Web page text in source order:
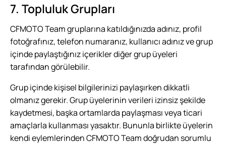
7. Topluluk Grupları
CFMOTO Team gruplarına katıldığınızda adınız, profil
fotoğrafınız, telefon numaranız, kullanıcı adınız ve grup
içinde paylaştığınız içerikler diğer grup üyeleri
tarafından görülebilir.
Grup içinde kişisel bilgilerinizi paylaşırken dikkatli
olmanız gerekir. Grup üyelerinin verileri izinsiz şekilde
kaydetmesi, başka ortamlarda paylaşması veya ticari
amaçlarla kullanması yasaktır. Bununla birlikte üyelerin
kendi eylemlerinden CFMOTO Team doğrudan sorumlu